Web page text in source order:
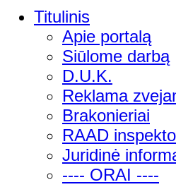
Titulinis
Apie portalą
Siūlome darbą
D.U.K.
Reklama
Brakonieriai
RAAD
Juridinė
---- ORAI ----